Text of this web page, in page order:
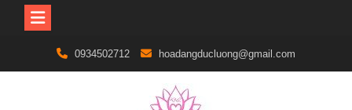
content
0934502712 hoadangducluong@gmail.com